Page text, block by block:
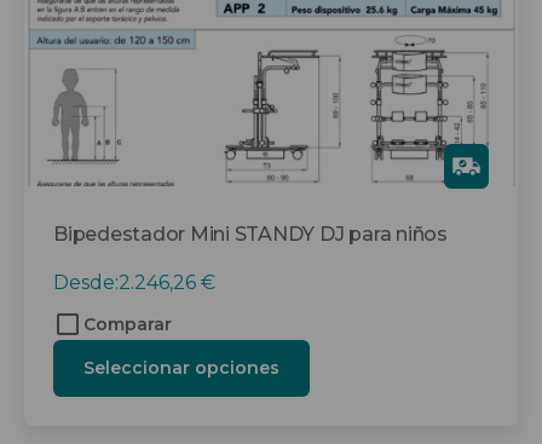
Bipedestador Mini STANDY DJ para niños
Gra
tis
Desde:2.246,26 €
Comparar
Seleccionar opciones
elegir
en
la
página
de
producto